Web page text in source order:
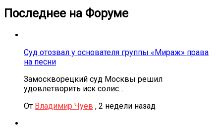
Последнее на Форуме
Суд отозвал у основателя группы «Мираж» права
на песни
Замоскворецкий суд Москвы решил
удовлетворить иск солис...
От Владимир Чуев , 2 недели назад